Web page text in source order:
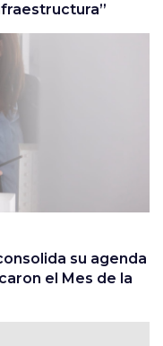
su agenda
el Mes de la